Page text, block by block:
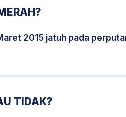
2015 jatuh pada
TIDAK?